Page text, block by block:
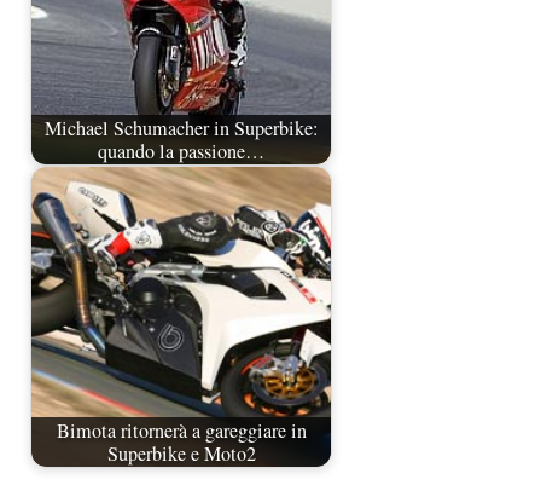
Michael Schumacher in Superbike:
quando la passione…
Bimota ritornerà a gareggiare in
Superbike e Moto2